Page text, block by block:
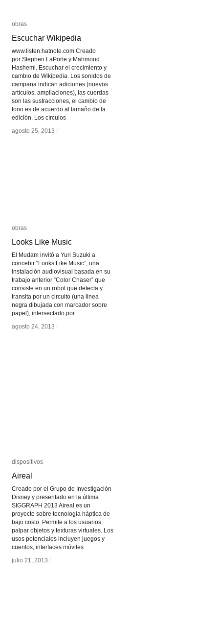
obras
Escuchar Wikipedia
www.listen.hatnote.com Creado
por Stephen LaPorte y Mahmoud
Hashemi. Escuchar el crecimiento y
cambio de Wikipedia. Los sonidos de
campana indican adiciones (nuevos
artículos, ampliaciones), las cuerdas
son las sustracciones, el cambio de
tono es de acuerdo al tamaño de la
edición. Los círculos
agosto 25, 2013 /
obras
Escuchar Wikipedia
agosto 25, 2013 /
obras
Looks Like Music
El Mudam invitó a Yuri Suzuki a
concebir “Looks Like Music”, una
instalación audiovisual basada en su
trabajo anterior “Color Chaser” que
consiste en un robot que detecta y
transita por un circuito (una linea
negra dibujada con marcador sobre
papel), intersectado por
agosto 24, 2013 /
obras
Looks Like Music
agosto 24, 2013 /
dispositivos
Aireal
Creado por el Grupo de Investigación
Disney y presentado en la última
SIGGRAPH 2013 Aireal es un
proyecto sobre tecnología háptica de
bajo costo. Permite a los usuarios
palpar objetos y texturas virtuales. Los
usos potenciales incluyen juegos y
cuentos, interfaces móviles
julio 21, 2013 /
dispositivos
Aireal
julio 21, 2013 /